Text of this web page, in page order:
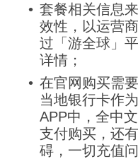
套餐相关信息
效性，以运营
过「游全球」
详情；
在官网购买需
当地银行卡作
APP中，全中
支付购买，还
碍，一切充值